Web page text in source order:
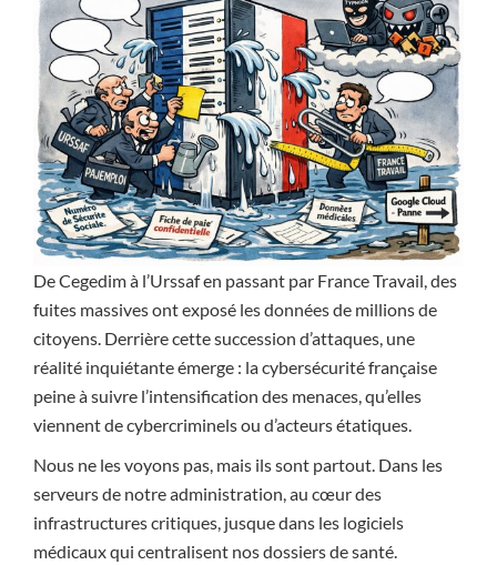
De Cegedim à l’Urssaf en passant par France Travail, des
fuites massives ont exposé les données de millions de
citoyens. Derrière cette succession d’attaques, une
réalité inquiétante émerge : la cybersécurité française
peine à suivre l’intensification des menaces, qu’elles
viennent de cybercriminels ou d’acteurs étatiques.
Nous ne les voyons pas, mais ils sont partout. Dans les
serveurs de notre administration, au cœur des
infrastructures critiques, jusque dans les logiciels
médicaux qui centralisent nos dossiers de santé.